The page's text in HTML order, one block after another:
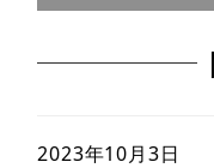
2023年10月3日